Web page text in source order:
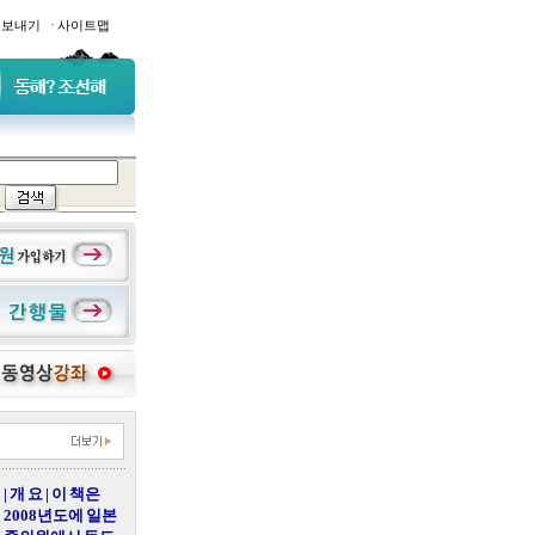
내기 · 사이트맵
| 개 요 | 이 책은
2008년도에 일본